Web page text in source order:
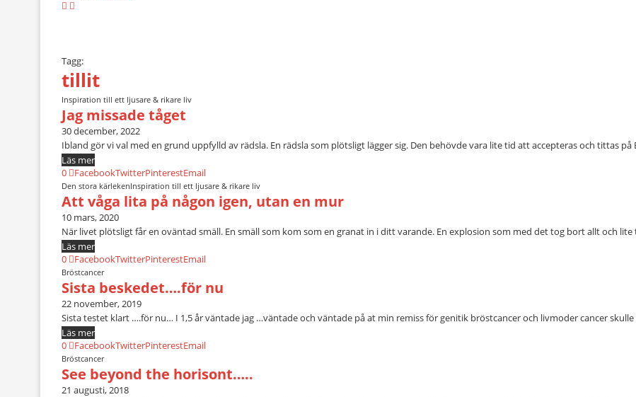
Tagg:
tillit
Inspiration till ett ljusare & rikare liv
Jag missade tåget
30 december, 2022
Ibland gör vi val med en grund uppfylld av rädsla. En rädsla som plötsligt lägger sig. Den behövde vara lite tid att accepteras och tittas
Läs mer
0
FacebookTwitterPinterestEmail
Den stora kärlekenInspiration till ett ljusare & rikare liv
Att våga lita på någon igen, utan en mur
10 mars, 2020
När livet plötsligt får en oväntad smäll. En smäll som kom som en granat in i ditt varande. En explosion som med det tog bort allt och lite
Läs mer
0
FacebookTwitterPinterestEmail
Bröstcancer
Sista beskedet….för nu
22 november, 2019
Sista testet klart ….för nu… I 1,5 år väntade jag …väntade och väntade på at min remiss för genitik bröstcancer och livmoder cancer skulle
Läs mer
0
FacebookTwitterPinterestEmail
Bröstcancer
See beyond the horisont…..
21 augusti, 2018